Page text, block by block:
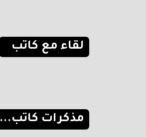
لقاء مع كاتب
مذكرات كاتب...